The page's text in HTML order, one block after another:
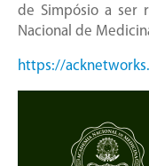
de Simpósio a ser
Nacional de
https://